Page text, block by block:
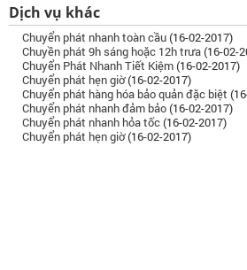
Dịch vụ khác
Chuyển phát nhanh toàn cầu(16-02-2017)
Chuyền phát 9h sáng hoặc 12h trưa(16-02-
Chuyển Phát Nhanh Tiết Kiệm(16-02-2017)
Chuyển phát hẹn giờ(16-02-2017)
Chuyển phát hàng hóa bảo quản đặc biệt
Chuyển phát nhanh đảm bảo(16-02-2017)
Chuyển phát nhanh hỏa tốc(16-02-2017)
Chuyển phát hẹn giờ(16-02-2017)